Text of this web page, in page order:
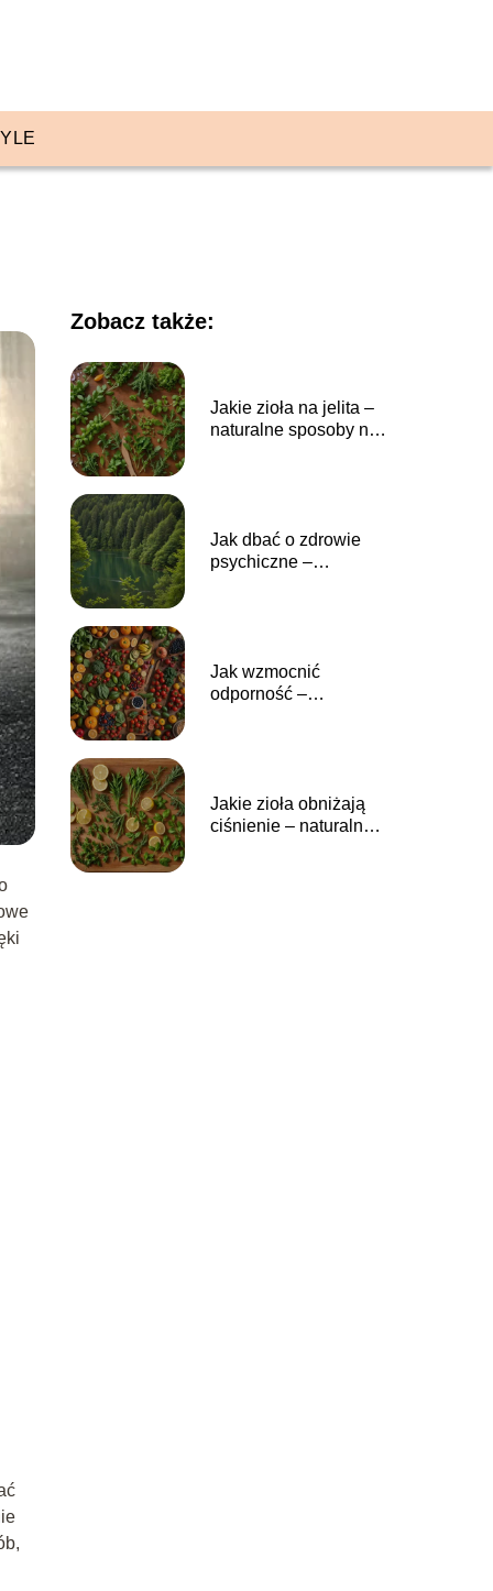
Zobacz także:
Jakie zioła na jelita –
naturalne sposoby na
Jak dbać o zdrowie
psychiczne –
Jak wzmocnić
odporność –
Jakie zioła obniżają
ciśnienie – naturalne